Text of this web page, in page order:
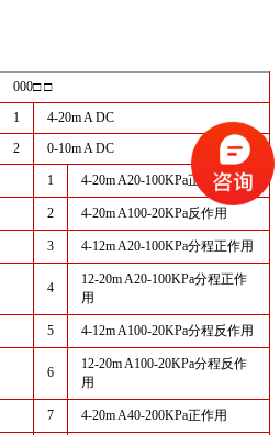
000□ □
1
4-20m A DC
2
0-10m A DC
1 4-20m A20-100KPa正作用
2 4-20m A100-20KPa反作用
3 4-12m A20-100KPa分程正作用
4
12-20m A20-100KPa分程正作
用
5 4-12m A100-20KPa分程反作用
6
12-20m A100-20KPa分程反作
用
7 4-20m A40-200KPa正作用